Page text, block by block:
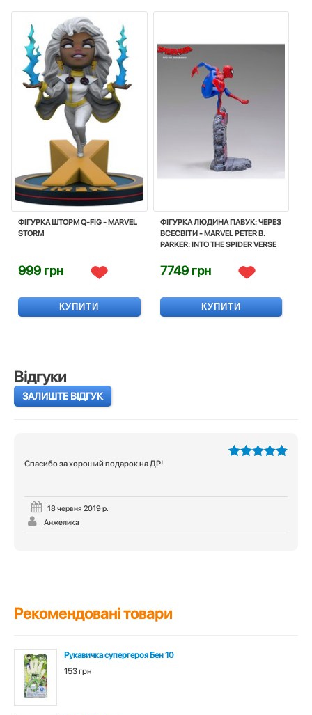
ФIГУРКА ШТОРМ Q-FIG - MARVEL
STORM
999 грн
КУПИТИ
ФІГУРКА ЛЮДИНА ПАВУК: ЧЕРЕЗ
ВСЕСВІТИ - MARVEL PETER B.
PARKER: INTO THE SPIDER VERSE
7749 грн
КУПИТИ
Відгуки
ЗАЛИШТЕ ВІДГУК
Спасибо за хороший подарок на ДР!
18 червня 2019 р.
Анжелика
Рекомендовані товари
Рукавичка супергероя Бен 10
153 грн